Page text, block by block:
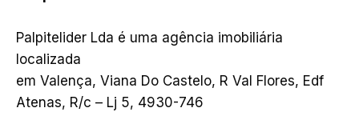
Palpitelider Lda é uma agência imobiliária
localizada
em Valença, Viana Do Castelo, R Val Flores, Edf
Atenas, R/c – Lj 5, 4930-746